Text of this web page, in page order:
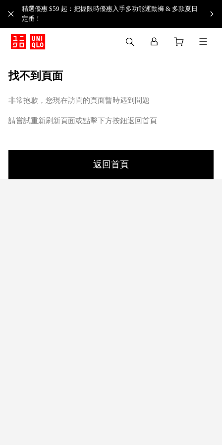
精選優惠 $59 起：把握限時優惠入手多功能運動褲 & 多款夏日
定番！​
找不到頁面
非常抱歉，您現在訪問的頁面暫時遇到問題
請嘗試重新刷新頁面或點擊下方按鈕返回首頁
返回首頁